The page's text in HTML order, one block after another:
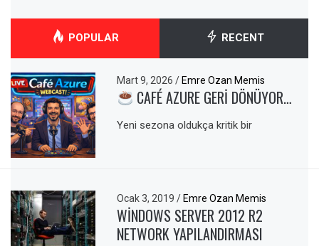
POPULAR RECENT
Mart 9, 2026/ Emre Ozan Memis
CAFÉ AZURE GERI DÖNÜYOR…
Yeni sezona oldukça kritik bir
Ocak 3, 2019/ Emre Ozan Memis
WINDOWS SERVER 2012 R2
NETWORK YAPILANDIRMASI